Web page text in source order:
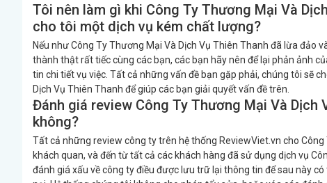
Tôi nên làm gì khi Công Ty Thương Mại Và
cho tôi một dịch vụ kém chất lượng?
Nếu như Công Ty Thương Mại Và Dịch Vụ Thiên Thanh đã lừa
thành thật rất tiếc cùng các bạn, các bạn hãy nên để lại phản ảnh
tin chi tiết vụ việc. Tất cả những vấn đề bạn gặp phải, chúng tôi sẽ
Dịch Vụ Thiên Thanh để giúp các bạn giải quyết vấn đề trên.
Đánh giá review Công Ty Thương Mại Và Dịch
không?
Tất cả những review công ty trên hệ thống ReviewViet.vn cho
khách quan, và đến từ tất cả các khách hàng đã sử dụng dịch vụ
đánh giá xấu về công ty điều được lưu trữ lại thông tin để sau này